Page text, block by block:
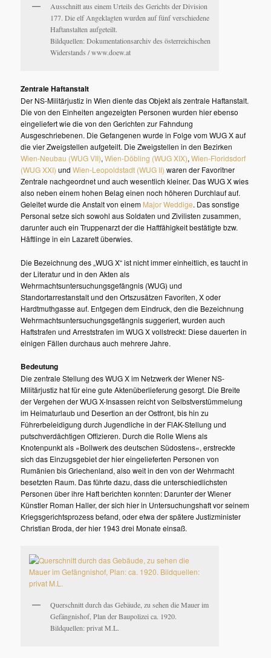
Ausschnitt aus einem Urteils des Gerichts der Division
177. Die elf Angeklagten wurden auf fünf verschiedene
Haftanstalten aufgeteilt.
Bildquellen: Dokumentationsarchiv des österreichischen
Widerstands / www.doew.at
Zentrale Haftanstalt
Der NS-Militärjustiz in Wien diente das Objekt als zentrale Haftanstalt.
Die von den Einheiten angezeigten Personen wurden hier ebenso
eingeliefert wie die von den Gerichten zur Fahndung
Ausgeschriebenen. Die Gefangenen wurde in Folge vom WUG X auf
die vier Zweigstellen aufgeteilt. Die Zweigstellen in den Bezirken
Wien-Neubau (WUG VII),Wien-Döbling (WUG XIX),Wien-Floridsdorf
(WUG XXI) undWien-Leopoldstadt (WUG II) waren der Favoritner
Zentrale nachgeordnet und auch wesentlich kleiner. Das WUG X wies
also neben einem hohen Belag einen noch höheren Durchlauf auf.
Geleitet wurde die Anstalt von einem Major Weddige. Das sonstige
Personal setze sich sowohl aus Soldaten und Zivilisten zusammen,
darunter auch ein Truppenarzt der die Haftfähigkeit bestätigte bzw.
Häftlinge in ein Lazarett überwies.
Die Bezeichnung des „WUG X“ ist nicht immer einheitlich, es taucht in
der Literatur und in den Akten als
Wehrmachtsuntersuchungsgefängnis (WUG) und
Standortarrestanstalt und den Ortszusätzen Favoriten, X oder
Hardtmuthgasse auf. Entgegen dem Eindruck, den die Bezeichnung
Wehrmachtsuntersuchungsgefängnis suggeriert, wurden auch
Haftstrafen und Arreststrafen im WUG X vollstreckt: Diese dauerten in
einigen Fällen durchaus auch mehrere Jahre.
Bedeutung
Die zentrale Stellung des WUG X im Netzwerk der Wiener NS-
Militärjustiz hat für eine gute Aktenüberlieferung gesorgt. Die Breite
der Vergehen der WUG X-Insassen reicht von Selbstverstümmelung
im Heimaturlaub und Desertion an der Ostfront, bis hin zu
Führerbeleidigung durch Jugendliche in der FlAK-Stellung und
putschverdächtigen Offizieren. Durch die Rolle Wiens als
Knotenpunkt als »Bollwerk des deutschen Südostens«, erstreckte
sich das Einzugsgebiet der hier eingelieferten Personen von
Rumänien bis Griechenland, also weit in den von der Wehrmacht
besetzten Raum. Das führte dazu, dass die unterschiedlichsten
Personen über ihre Haft berichten konnten: Darunter der Wiener
Künstler Roman Haller, der sich hier in Untersuchungshaft vor seinem
Kriegsgerichtsprozess befand, oder etwa der spätere Justizminister
Christian Broda, der hier 1943 drei Monate einsaß.
Querschnitt durch das Gebäude, zu sehen die Mauer im
Gefängnishof, Plan der Baupolizei ca. 1920.
Bildquellen: privat M.L.